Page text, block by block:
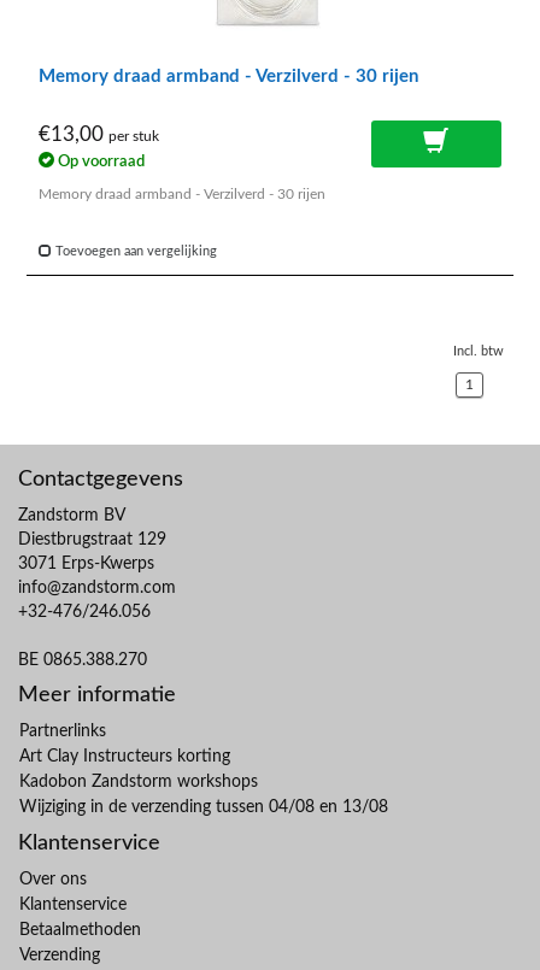
Memory draad armband - Verzilverd - 30 rijen
€13,00 per stuk
Op voorraad
Memory draad armband - Verzilverd - 30 rijen
Toevoegen aan vergelijking
Incl. btw
1
Contactgegevens
Zandstorm BV
Diestbrugstraat 129
3071 Erps-Kwerps
info@zandstorm.com
+32-476/246.056
BE 0865.388.270
Meer informatie
Partnerlinks
Art Clay Instructeurs korting
Kadobon Zandstorm workshops
Wijziging in de verzending tussen 04/08 en 13/08
Klantenservice
Over ons
Klantenservice
Betaalmethoden
Verzending